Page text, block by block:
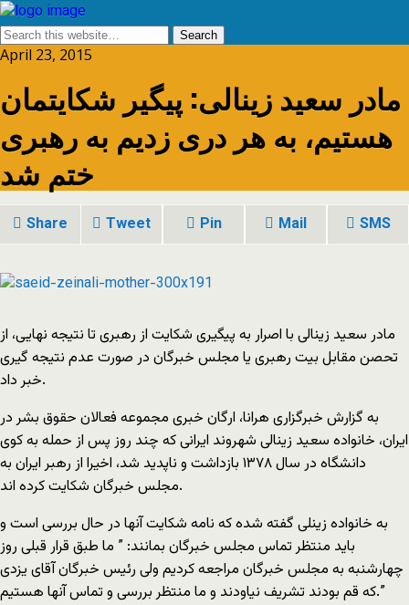
April 23, 2015
مادر سعید زینالى: پیگیر شکایتمان
هستیم، به هر درى زدیم به رهبرى
ختم شد
Share Tweet Pin Mail SMS
مادر سعید زینالى با اصرار به پیگیرى شکایت از رهبرى تا نتیجه نهایى، از
تحصن مقابل بیت رهبرى یا مجلس خبرگان در صورت عدم نتیجه گیرى
خبر داد.
به گزارش خبرگزارى هرانا، ارگان خبرى مجموعه فعالان حقوق بشر در
ایران، خانواده سعید زینالى شهروند ایرانى که چند روز پس از حمله به کوى
دانشگاه در سال ١٣٧٨ بازداشت و ناپدید شد، اخیرا از رهبر ایران به
مجلس خبرگان شکایت کرده اند.
به خانواده زینلى گفته شده که نامه شکایت آنها در حال بررسى است و
باید منتظر تماس مجلس خبرگان بمانند: ” ما طبق قرار قبلى روز
چهارشنبه به مجلس خبرگان مراجعه کردیم ولى رئیس خبرگان آقاى یزدى
که قم بودند تشریف نیاودند و ما منتظر بررسى و تماس آنها هستیم.”